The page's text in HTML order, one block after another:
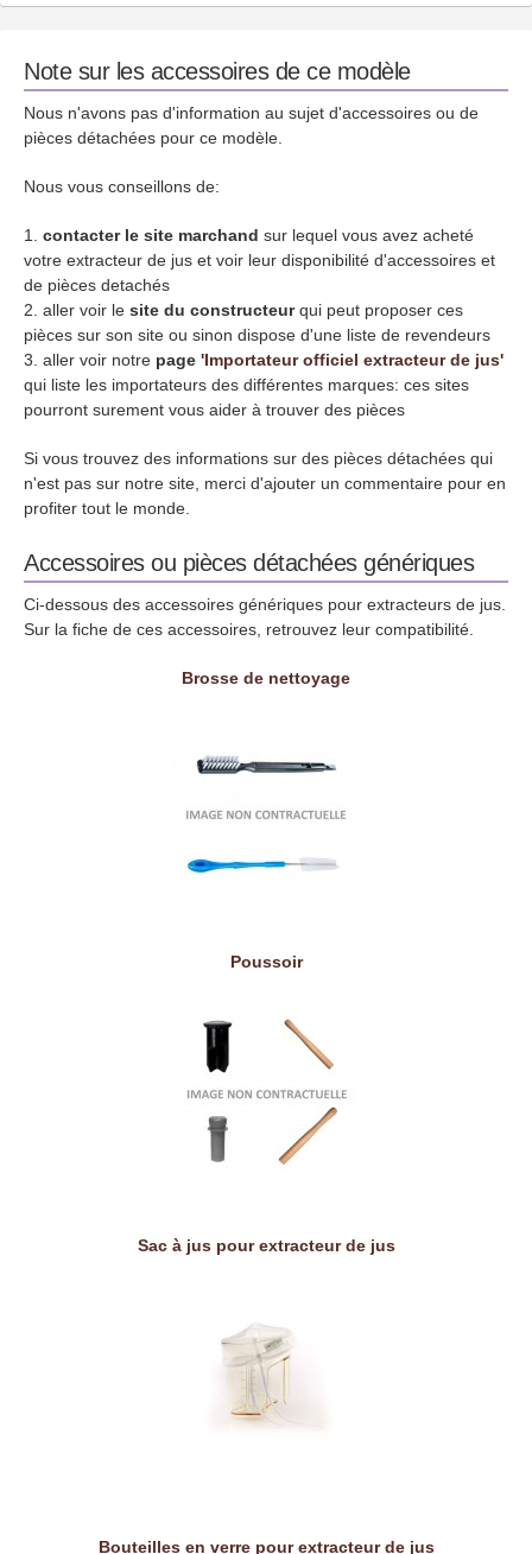
Note sur les accessoires de ce modèle
Nous n'avons pas d'information au sujet d'accessoires ou de
pièces détachées pour ce modèle.
Nous vous conseillons de:
contacter le site marchand sur lequel vous avez acheté
votre extracteur de jus et voir leur disponibilité d'accessoires et
de pièces detachés
aller voir le site du constructeurqui peut proposer ces
pièces sur son site ou sinon dispose d'une liste de revendeurs
aller voir notre page 'Importateur officiel extracteur de jus'
qui liste les importateurs des différentes marques: ces sites
pourront surement vous aider à trouver des pièces
Si vous trouvez des informations sur des pièces détachées qui
n'est pas sur notre site, merci d'ajouter un commentaire pour en
profiter tout le monde.
Accessoires ou pièces détachées génériques
Ci-dessous des accessoires génériques pour extracteurs de jus.
Sur la fiche de ces accessoires, retrouvez leur compatibilité.
Brosse de nettoyage
Poussoir
Sac à jus pour extracteur de jus
Bouteilles en verre pour extracteur de jus